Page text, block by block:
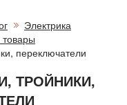
Электрика
переключатели
ТРОЙНИКИ,